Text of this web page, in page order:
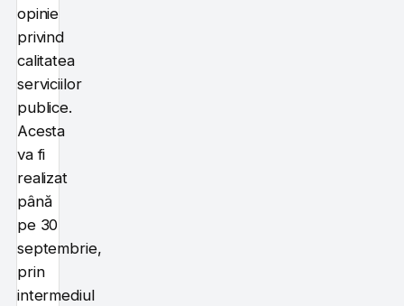
opinie
privind
calitatea
serviciilor
publice.
Acesta
va fi
realizat
până
pe 30
septembrie,
prin
intermediul